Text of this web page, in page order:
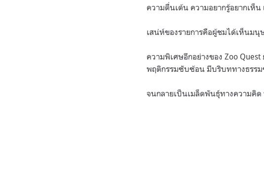
ความตื่นเต้น ความอยากรู้อยากเห็
เสน่ห์ของรายการคือผู้ชมได้เห็นม
ความพิเศษอีกอย่างของ Zoo
พฤติกรรมซับซ้อน มีบริบททางธรรม
จนกลายเป็นเมล็ดพันธุ์ทางความคิด